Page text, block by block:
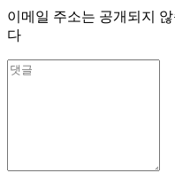
이메일 주소는 공개되지
다